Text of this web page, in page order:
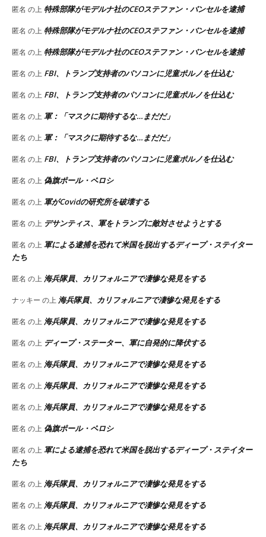
匿名 の上 特殊部隊がモデルナ社のCEOステファン・バンセルを逮捕
匿名 の上 特殊部隊がモデルナ社のCEOステファン・バンセルを逮捕
匿名 の上 特殊部隊がモデルナ社のCEOステファン・バンセルを逮捕
匿名 の上 FBI、トランプ支持者のパソコンに児童ポルノを仕込む
匿名 の上 FBI、トランプ支持者のパソコンに児童ポルノを仕込む
匿名 の上 軍：「マスクに期待するな…まだだ」
匿名 の上 軍：「マスクに期待するな…まだだ」
匿名 の上 FBI、トランプ支持者のパソコンに児童ポルノを仕込む
匿名 の上 偽旗ポール・ペロシ
匿名 の上 軍がCovidの研究所を破壊する
匿名 の上 デサンティス、軍をトランプに敵対させようとする
匿名 の上 軍による逮捕を恐れて米国を脱出するディープ・ステイター
たち
匿名 の上 海兵隊員、カリフォルニアで凄惨な発見をする
ナッキー の上 海兵隊員、カリフォルニアで凄惨な発見をする
匿名 の上 海兵隊員、カリフォルニアで凄惨な発見をする
匿名 の上 ディープ・ステーター、軍に自発的に降伏する
匿名 の上 海兵隊員、カリフォルニアで凄惨な発見をする
匿名 の上 海兵隊員、カリフォルニアで凄惨な発見をする
匿名 の上 海兵隊員、カリフォルニアで凄惨な発見をする
匿名 の上 偽旗ポール・ペロシ
匿名 の上 軍による逮捕を恐れて米国を脱出するディープ・ステイター
たち
匿名 の上 海兵隊員、カリフォルニアで凄惨な発見をする
匿名 の上 海兵隊員、カリフォルニアで凄惨な発見をする
匿名 の上 海兵隊員、カリフォルニアで凄惨な発見をする